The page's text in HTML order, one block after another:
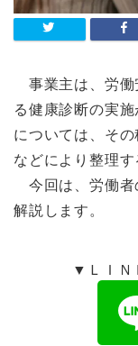
事業主は、労
る健康診断の実
については、そ
などにより整理す
今回は、労働
解説します。
▼ＬＩＮ